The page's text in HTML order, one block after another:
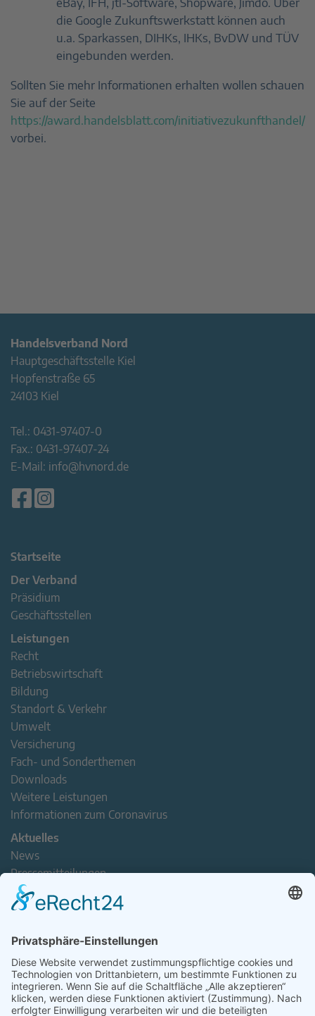
die Google Zukunftswerkstatt können auch
u.a. Sparkassen, DIHKs, IHKs, BvDW und TÜV
eingebunden werden.
Sollten Sie mehr Informationen erhalten wollen schauen
Sie auf der Seite
https://award.handelsblatt.com/initiativezukunfthandel/
vorbei.
Handelsverband Nord
Hauptgeschäftsstelle Kiel
Hopfenstraße 65
24103 Kiel
Tel.: 0431-97407-0
Fax.: 0431-97407-24
E-Mail: info@hvnord.de
Startseite
Der Verband
Präsidium
Geschäftsstellen
Leistungen
Recht
Betriebswirtschaft
Bildung
Standort & Verkehr
Umwelt
Versicherung
Fach- und Sonderthemen
Downloads
Weitere Leistungen
Informationen zum Coronavirus
Aktuelles
News
Pressemitteilungen
Newsletter
Handel(n) im Norden – Mitgliederjournal
Verband erleben
Der Tag des Norddeutschen Handels
Jetzt Mitarbeitende nominieren – Personal Award 2026
handel2go – Podcast mit Kuhlage und Gästen